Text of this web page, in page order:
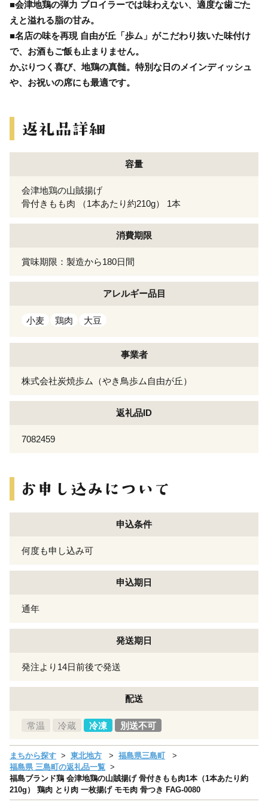
■会津地鶏の弾力 ブロイラーでは味わえない、適度な歯ごた
えと溢れる脂の甘み。
■名店の味を再現 自由が丘「歩ム」がこだわり抜いた味付け
で、お酒もご飯も止まりません。
かぶりつく喜び、地鶏の真髄。特別な日のメインディッシュ
や、お祝いの席にも最適です。
容量
会津地鶏の山賊揚げ
骨付きもも肉 （1本あたり約210g） 1本
消費期限
賞味期限：製造から180日間
アレルギー品目
小麦 鶏肉 大豆
事業者
株式会社炭焼歩ム（やき鳥歩ム自由が丘）
返礼品ID
7082459
申込条件
何度も申し込み可
申込期日
通年
発送期日
発注より14日前後で発送
配送
常温 冷蔵 冷凍 別送不可
まちから探す 東北地方
福島県三島町
福島県 三島町の返礼品一覧
福島ブランド鶏 会津地鶏の山賊揚げ 骨付きもも肉1本（1本あたり約
210g） 鶏肉 とり肉 一枚揚げ モモ肉 骨つき FAG-0080